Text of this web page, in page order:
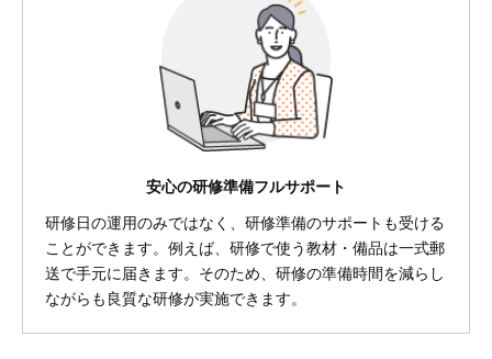
安心の研修準備フルサポート
研修日の運用のみではなく、研修準備のサポートも受ける
ことができます。例えば、研修で使う教材・備品は一式郵
送で手元に届きます。そのため、研修の準備時間を減らし
ながらも良質な研修が実施できます。